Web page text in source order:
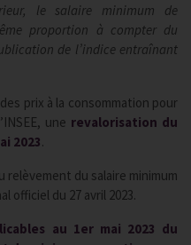
le salaire minimum de
proportion à compter du
de l’indice entraînant
prix à la consommation pour
une revalorisation du
2023.
relèvement du salaire minimum
officiel du 27 avril 2023.
au 1er mai 2023 du